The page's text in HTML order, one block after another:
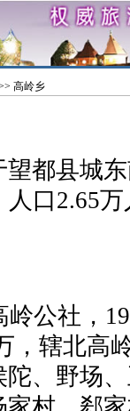
高岭乡
县城东
口2.65
社，
，辖北高
陀、野场